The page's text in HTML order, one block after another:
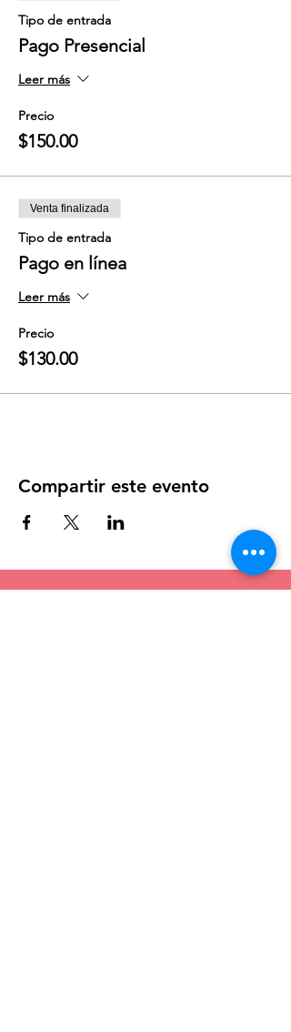
Tipo de entrada
Pago Presencial
Leer más
Precio
$150.00
Venta finalizada
Tipo de entrada
Pago en línea
Leer más
Precio
$130.00
Compartir este evento